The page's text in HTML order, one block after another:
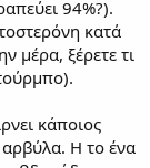
94%?).
κατά
μέρα, ξέρετε τι
κάποιος
αρβύλα. Η το ένα